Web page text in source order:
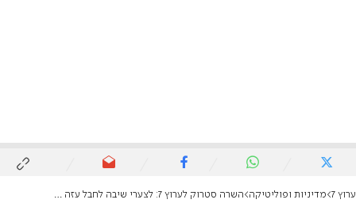
ערוץ 7 מדיניות ופוליטיקה השרה סטרוק לערוץ 7: לצערי שיבה לחבל עזה תהיה כרוכה בקורבנות רבים, אבל יבוא יום שנשוב אליו